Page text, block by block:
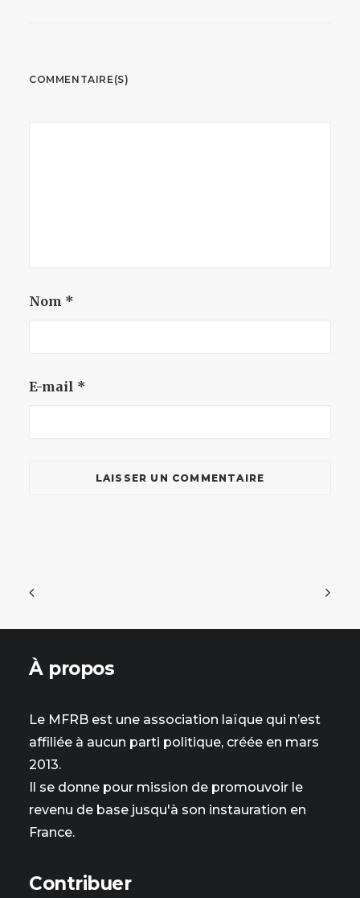
COMMENTAIRE(S)
Nom *
E-mail *
À propos
Le MFRB est une association laïque qui n’est
affiliée à aucun parti politique, créée en mars
2013.
Il se donne pour mission de promouvoir le
revenu de base jusqu'à son instauration en
France.
Contribuer